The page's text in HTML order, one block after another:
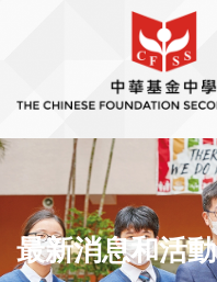
最新消息和活動